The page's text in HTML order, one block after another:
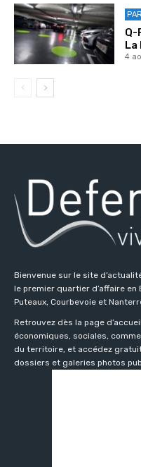
Q-
La
4
Bienvenue sur le site
le premier quartier d’affaire
Puteaux, Courbevoie et
Retrouvez dès la page
économiques, sociales,
du territoire, et accédez
dossiers et galeries photos